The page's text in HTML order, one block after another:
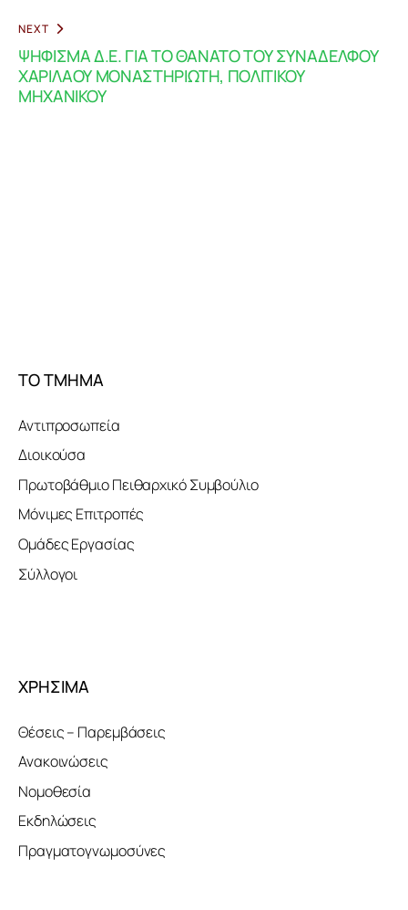
NEXT
ΨΗΦΙΣΜΑ Δ.Ε. ΓΙΑ ΤΟ ΘΑΝΑΤΟ ΤΟΥ ΣΥΝΑΔΕΛΦΟΥ
ΧΑΡΙΛΑΟΥ ΜΟΝΑΣΤΗΡΙΩΤΗ, ΠΟΛΙΤΙΚΟΥ
ΜΗΧΑΝΙΚΟΥ
ΤΟ ΤΜΗΜΑ
Αντιπροσωπεία
Διοικούσα
Πρωτοβάθμιο Πειθαρχικό Συμβούλιο
Μόνιμες Επιτροπές
Ομάδες Εργασίας
Σύλλογοι
ΧΡΗΣΙΜΑ
Θέσεις – Παρεμβάσεις
Ανακοινώσεις
Νομοθεσία
Εκδηλώσεις
Πραγματογνωμοσύνες